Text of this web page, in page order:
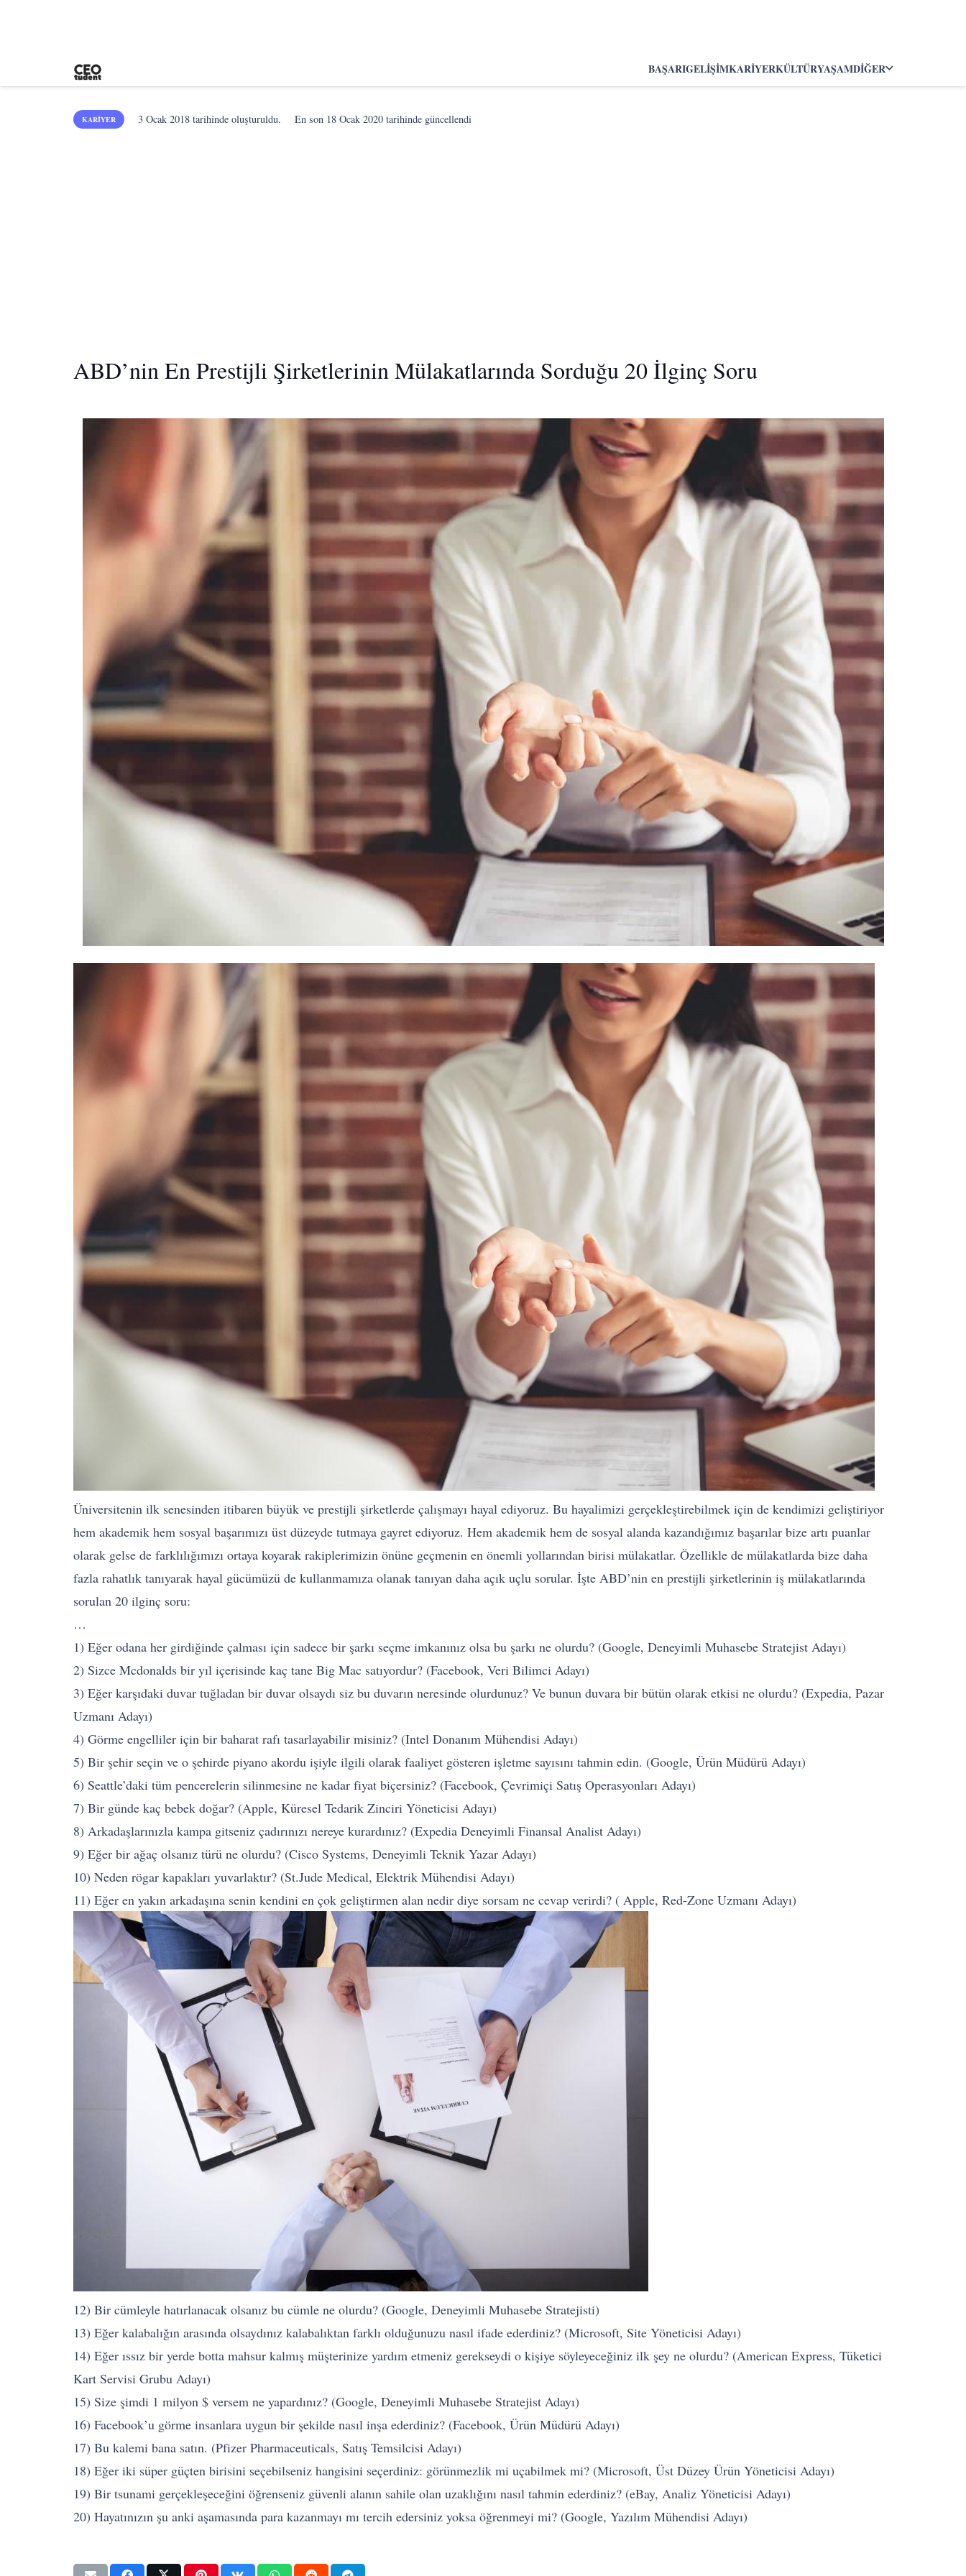
BAŞARIGELIŞIMKARIYERKÜLTÜRYAŞAMDIĞER
KARIYER 3 Ocak 2018 tarihinde oluşturuldu. En son 18 Ocak 2020 tarihinde güncellendi
ABD’nin En Prestijli Şirketlerinin Mülakatlarında Sorduğu 20 İlginç Soru
Üniversitenin ilk senesinden itibaren büyük ve prestijli şirketlerde çalışmayı hayal ediyoruz. Bu hayalimizi gerçekleştirebilmek için de kendimizi geliştiriyor
hem akademik hem sosyal başarımızı üst düzeyde tutmaya gayret ediyoruz. Hem akademik hem de sosyal alanda kazandığımız başarılar bize artı puanlar
olarak gelse de farklılığımızı ortaya koyarak rakiplerimizin önüne geçmenin en önemli yollarından birisi mülakatlar. Özellikle de mülakatlarda bize daha
fazla rahatlık tanıyarak hayal gücümüzü de kullanmamıza olanak tanıyan daha açık uçlu sorular. İşte ABD’nin en prestijli şirketlerinin iş mülakatlarında
sorulan 20 ilginç soru:
…
1) Eğer odana her girdiğinde çalması için sadece bir şarkı seçme imkanınız olsa bu şarkı ne olurdu? (Google, Deneyimli Muhasebe Stratejist Adayı)
2) Sizce Mcdonalds bir yıl içerisinde kaç tane Big Mac satıyordur? (Facebook, Veri Bilimci Adayı)
3) Eğer karşıdaki duvar tuğladan bir duvar olsaydı siz bu duvarın neresinde olurdunuz? Ve bunun duvara bir bütün olarak etkisi ne olurdu? (Expedia, Pazar
Uzmanı Adayı)
4) Görme engelliler için bir baharat rafı tasarlayabilir misiniz? (Intel Donanım Mühendisi Adayı)
5) Bir şehir seçin ve o şehirde piyano akordu işiyle ilgili olarak faaliyet gösteren işletme sayısını tahmin edin. (Google, Ürün Müdürü Adayı)
6) Seattle’daki tüm pencerelerin silinmesine ne kadar fiyat biçersiniz? (Facebook, Çevrimiçi Satış Operasyonları Adayı)
7) Bir günde kaç bebek doğar? (Apple, Küresel Tedarik Zinciri Yöneticisi Adayı)
8) Arkadaşlarınızla kampa gitseniz çadırınızı nereye kurardınız? (Expedia Deneyimli Finansal Analist Adayı)
9) Eğer bir ağaç olsanız türü ne olurdu? (Cisco Systems, Deneyimli Teknik Yazar Adayı)
10) Neden rögar kapakları yuvarlaktır? (St.Jude Medical, Elektrik Mühendisi Adayı)
11) Eğer en yakın arkadaşına senin kendini en çok geliştirmen alan nedir diye sorsam ne cevap verirdi? ( Apple, Red-Zone Uzmanı Adayı)
12) Bir cümleyle hatırlanacak olsanız bu cümle ne olurdu? (Google, Deneyimli Muhasebe Stratejisti)
13) Eğer kalabalığın arasında olsaydınız kalabalıktan farklı olduğunuzu nasıl ifade ederdiniz? (Microsoft, Site Yöneticisi Adayı)
14) Eğer ıssız bir yerde botta mahsur kalmış müşterinize yardım etmeniz gerekseydi o kişiye söyleyeceğiniz ilk şey ne olurdu? (American Express, Tüketici
Kart Servisi Grubu Adayı)
15) Size şimdi 1 milyon $ versem ne yapardınız? (Google, Deneyimli Muhasebe Stratejist Adayı)
16) Facebook’u görme insanlara uygun bir şekilde nasıl inşa ederdiniz? (Facebook, Ürün Müdürü Adayı)
17) Bu kalemi bana satın. (Pfizer Pharmaceuticals, Satış Temsilcisi Adayı)
18) Eğer iki süper güçten birisini seçebilseniz hangisini seçerdiniz: görünmezlik mi uçabilmek mi? (Microsoft, Üst Düzey Ürün Yöneticisi Adayı)
19) Bir tsunami gerçekleşeceğini öğrenseniz güvenli alanın sahile olan uzaklığını nasıl tahmin ederdiniz? (eBay, Analiz Yöneticisi Adayı)
20) Hayatınızın şu anki aşamasında para kazanmayı mı tercih edersiniz yoksa öğrenmeyi mi? (Google, Yazılım Mühendisi Adayı)